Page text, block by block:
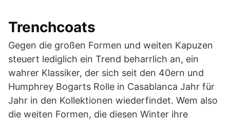
Trenchcoats
Gegen die großen Formen und weiten Kapuzen
steuert lediglich ein Trend beharrlich an, ein
wahrer Klassiker, der sich seit den 40ern und
Humphrey Bogarts Rolle in Casablanca Jahr für
Jahr in den Kollektionen wiederfindet. Wem also
die weiten Formen, die diesen Winter ihre